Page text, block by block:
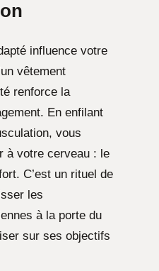
influence votre
vêtement
renforce la
En enfilant
vous
à votre cerveau : le
C’est un rituel de
les
à la porte du
sur ses objectifs